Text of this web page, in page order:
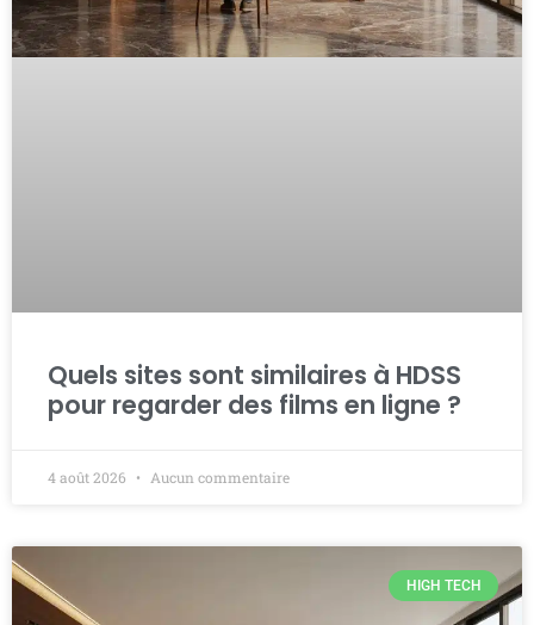
Quels sites sont similaires à HDSS
pour regarder des films en ligne ?
4 août 2026 Aucun commentaire
HIGH TECH